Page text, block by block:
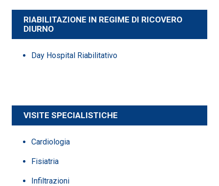
RIABILITAZIONE IN REGIME DI RICOVERO
DIURNO
Day Hospital Riabilitativo
VISITE SPECIALISTICHE
Cardiologia
Fisiatria
Infiltrazioni